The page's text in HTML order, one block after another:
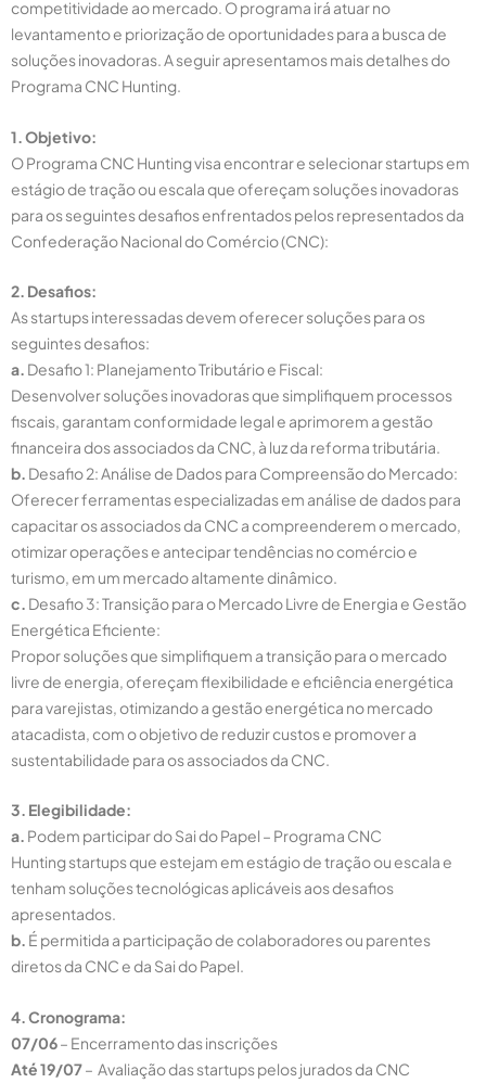
competitividade ao mercado. O programa irá atuar no
levantamento e priorização de oportunidades para a busca de
soluções inovadoras. A seguir apresentamos mais detalhes do
Programa CNC Hunting.
1. Objetivo:
OPrograma CNC Hunting visa encontrar e selecionar startups em
estágio de tração ou escala que ofereçam soluções inovadoras
para os seguintes desafios enfrentados pelos representados da
Confederação Nacional do Comércio (CNC):
2. Desafios:
As startups interessadas devem oferecer soluções para os
seguintes desafios:
a. Desafio 1: Planejamento Tributário e Fiscal:
Desenvolver soluções inovadoras que simplifiquem processos
fiscais, garantam conformidade legal e aprimorem a gestão
financeira dos associados da CNC, à luz da reforma tributária.
b. Desafio 2: Análise de Dados para Compreensão do Mercado:
Oferecer ferramentas especializadas em análise de dados para
capacitar os associados da CNC a compreenderem o mercado,
otimizar operações e antecipar tendências no comércio e
turismo, em um mercado altamente dinâmico.
c. Desafio 3: Transição para o Mercado Livre de Energia e Gestão
Energética Eficiente:
Propor soluções que simplifiquem a transição para o mercado
livre de energia, ofereçam flexibilidade e eficiência energética
para varejistas, otimizando a gestão energética no mercado
atacadista, com o objetivo de reduzir custos e promover a
sustentabilidade para os associados da CNC.
3. Elegibilidade:
a. Podem participar do Sai do Papel – Programa CNC
Hunting startups que estejam em estágio de tração ou escala e
tenham soluções tecnológicas aplicáveis aos desafios
apresentados.
b. É permitida a participação de colaboradores ou parentes
diretos da CNC e da Sai do Papel.
4. Cronograma:
07/06– Encerramento das inscrições
Até 19/07– Avaliação das startups pelos jurados da CNC